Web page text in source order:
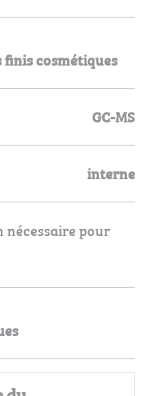
cosmétiques
GC-MS
interne
pour